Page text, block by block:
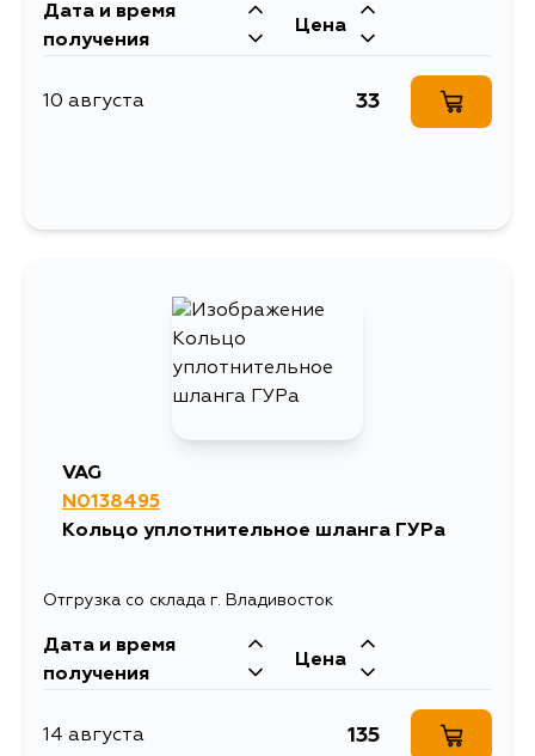
Дата и время
получения
Цена
10 августа 33
VAG
N0138495
Кольцо уплотнительное шланга ГУРа
Отгрузка со склада г. Владивосток
Дата и время
получения
Цена
14 августа 135